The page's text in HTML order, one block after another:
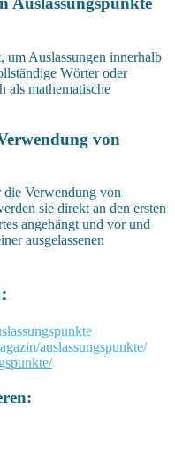
um Auslassungen innerhalb
Wörter oder
als mathematische
von
die Verwendung von
sie direkt an den ersten
angehängt und vor und
ausgelassenen
auslassungspunkte/